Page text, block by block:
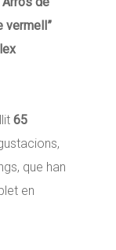
vermell”
65
que han
en